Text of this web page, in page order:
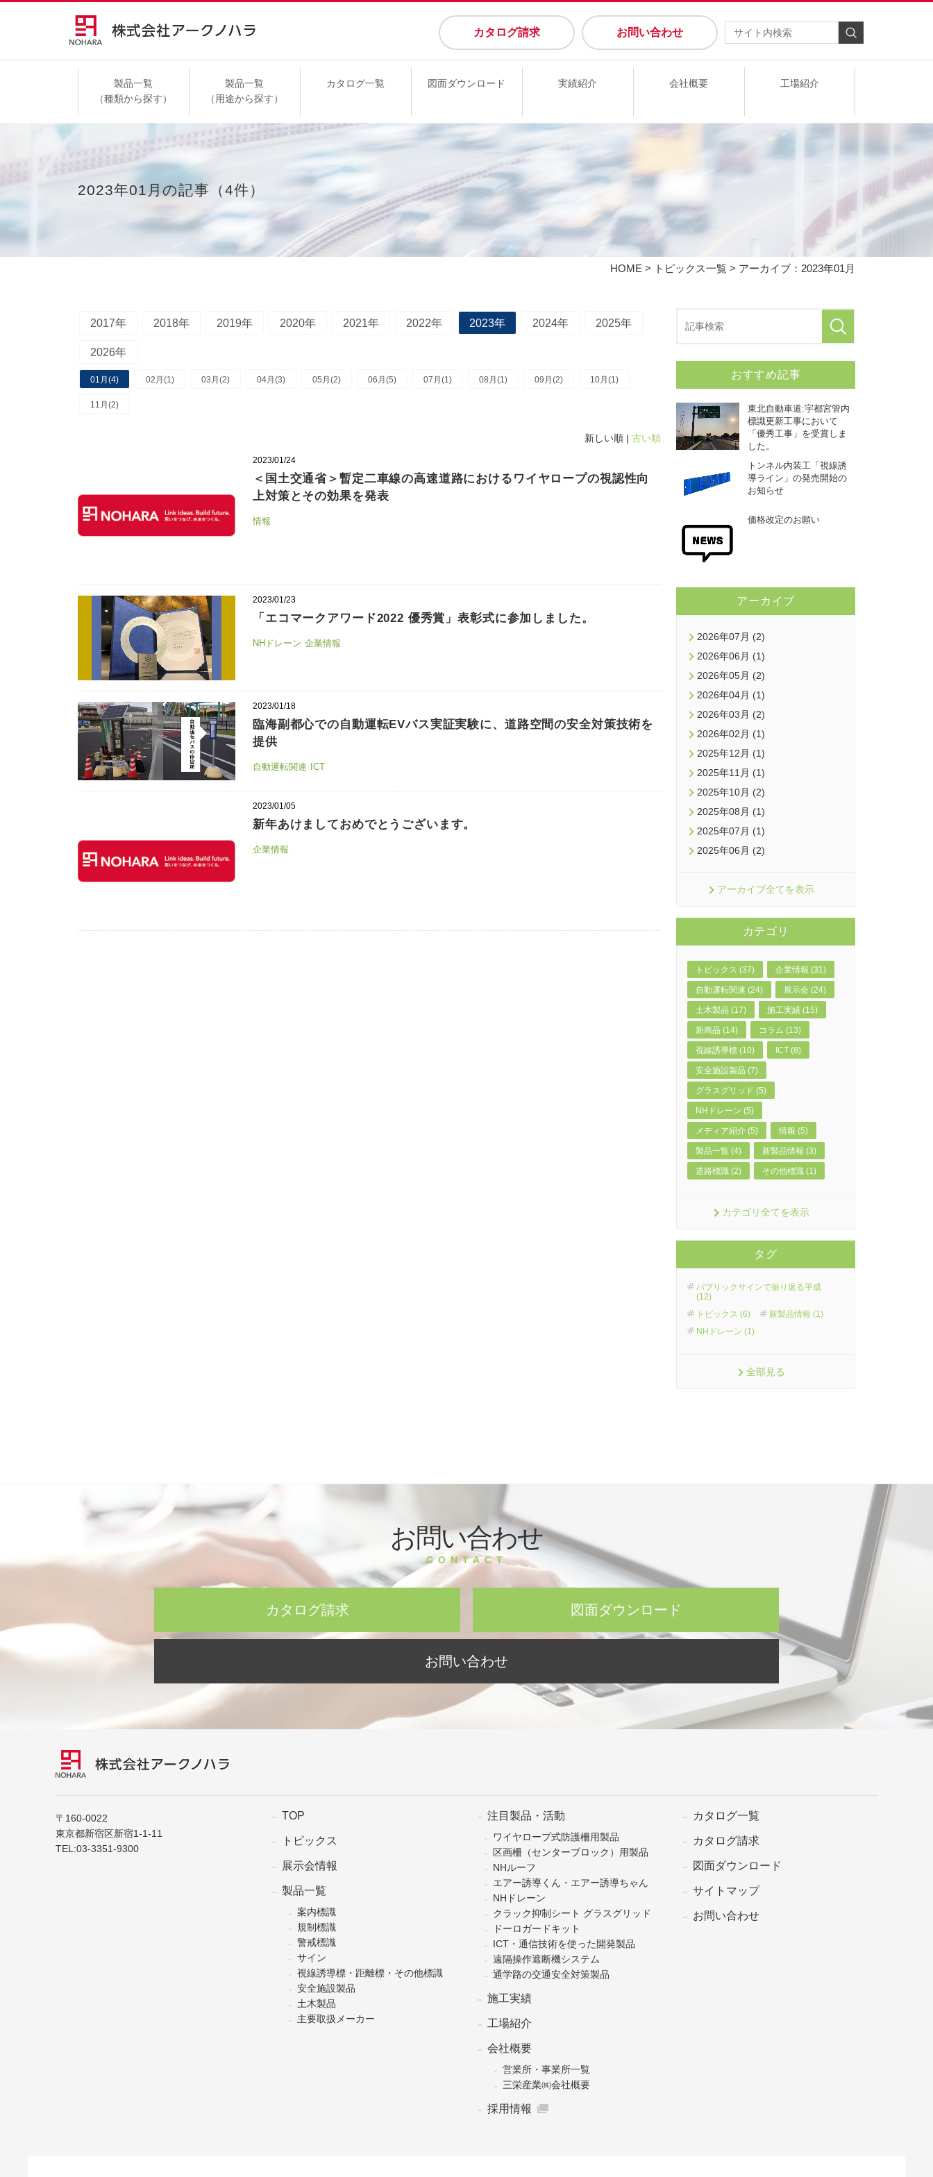
カタログ請求 お問い合わせ
製品一覧
（種類から探す）
製品一覧
（用途から探す）
カタログ一覧 図面ダウンロード 実績紹介 会社概要 工場紹介
2023年01月の記事（4件）
HOME > トピックス一覧 > アーカイブ：2023年01月
2017年 2018年 2019年 2020年 2021年 2022年 2023年 2024年 2025年
2026年
01月(4) 02月(1) 03月(2) 04月(3) 05月(2) 06月(5) 07月(1) 08月(1) 09月(2) 10月(1)
11月(2)
新しい順 | 古い順
2023/01/24
＜国土交通省＞暫定二車線の高速道路におけるワイヤロープの視認性向
上対策とその効果を発表
情報
2023/01/23
「エコマークアワード2022 優秀賞」表彰式に参加しました。
NHドレーン 企業情報
2023/01/18
臨海副都心での自動運転EVバス実証実験に、道路空間の安全対策技術を
提供
自動運転関連 ICT
2023/01/05
新年あけましておめでとうございます。
企業情報
おすすめ記事
東北自動車道:宇都宮管内
標識更新工事において
「優秀工事」を受賞しま
した。
トンネル内装工「視線誘
導ライン」の発売開始の
お知らせ
価格改定のお願い
アーカイブ
2026年07月 (2)
2026年06月 (1)
2026年05月 (2)
2026年04月 (1)
2026年03月 (2)
2026年02月 (1)
2025年12月 (1)
2025年11月 (1)
2025年10月 (2)
2025年08月 (1)
2025年07月 (1)
2025年06月 (2)
アーカイブ全てを表示
カテゴリ
トピックス (37) 企業情報 (31)
自動運転関連 (24) 展示会 (24)
土木製品 (17) 施工実績 (15)
新商品 (14) コラム (13)
視線誘導標 (10) ICT (8)
安全施設製品 (7)
グラスグリッド (5)
NHドレーン (5)
メディア紹介 (5) 情報 (5)
製品一覧 (4) 新製品情報 (3)
道路標識 (2) その他標識 (1)
カテゴリ全てを表示
タグ
パブリックサインで振り返る平成
(12)
トピックス (6)
新製品情報 (1)
NHドレーン (1)
全部見る
お問い合わせ
CONTACT
カタログ請求 図面ダウンロード
お問い合わせ
〒160-0022
東京都新宿区新宿1-1-11
TEL:03-3351-9300
TOP
トピックス
展示会情報
製品一覧
案内標識
規制標識
警戒標識
サイン
視線誘導標・距離標・その他標識
安全施設製品
土木製品
主要取扱メーカー
注目製品・活動
ワイヤロープ式防護柵用製品
区画柵（センターブロック）用製品
NHルーフ
エアー誘導くん・エアー誘導ちゃん
NHドレーン
クラック抑制シート グラスグリッド
ドーロガードキット
ICT・通信技術を使った開発製品
遠隔操作遮断機システム
通学路の交通安全対策製品
施工実績
工場紹介
会社概要
営業所・事業所一覧
三栄産業㈱会社概要
採用情報
カタログ一覧
カタログ請求
図面ダウンロード
サイトマップ
お問い合わせ